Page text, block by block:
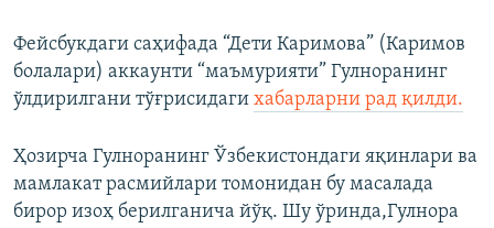
Фейсбукдаги саҳифада “Дети Каримова” (Каримов
болалари) аккаунти “маъмурияти” Гулноранинг
ўлдирилгани тўғрисидаги хабарларни рад қилди.
Ҳозирча Гулноранинг Ўзбекистондаги яқинлари ва
мамлакат расмийлари томонидан бу масалада
бирор изоҳ берилганича йўқ. Шу ўринда,Гулнора